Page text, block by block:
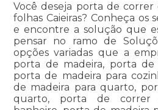
Você deseja porta de
folhas Caieiras? Conheça os
e encontre a solução que
pensar no ramo de
opções variadas que a
porta de madeira, porta
porta de madeira para
de madeira para quarto,
quarto, porta de correr